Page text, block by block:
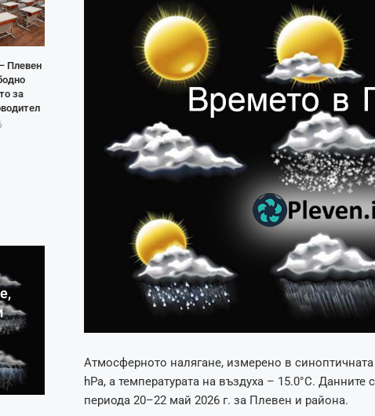
Атмосферното налягане, измерено в
hPa, а температурата на въздуха – 15.0°C. Данните
периода 20–22 май 2026 г. за Плевен и района.
Плевен
за